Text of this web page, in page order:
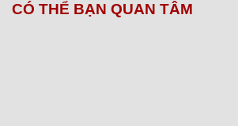
CÓ THỂ BẠN QUAN TÂM